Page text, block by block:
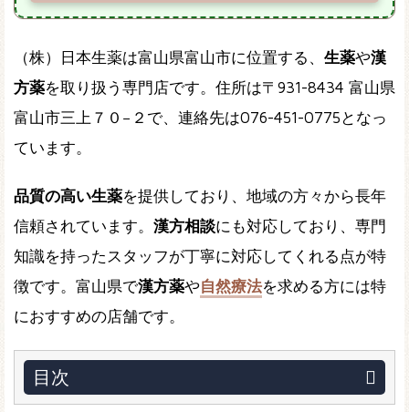
（株）日本生薬は富山県富山市に位置する、 生薬や漢
方薬を取り扱う専門店です。住所は〒931-8434 富山県
富山市三上７０−２で、連絡先は076-451-0775となっ
ています。
品質の高い生薬を提供しており、地域の方々から長年
信頼されています。 漢方相談にも対応しており、専門
知識を持ったスタッフが丁寧に対応してくれる点が特
徴です。富山県で漢方薬や自然療法を求める方には特
におすすめの店舗です。
目次